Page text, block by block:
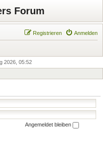
Forum
Anmelden
Registrieren
2026, 05:52
Angemeldet bleiben